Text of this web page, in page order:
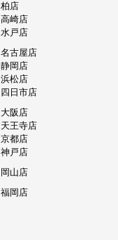
柏店
高崎店
水戸店
名古屋店
静岡店
浜松店
四日市店
大阪店
天王寺店
京都店
神戸店
岡山店
福岡店